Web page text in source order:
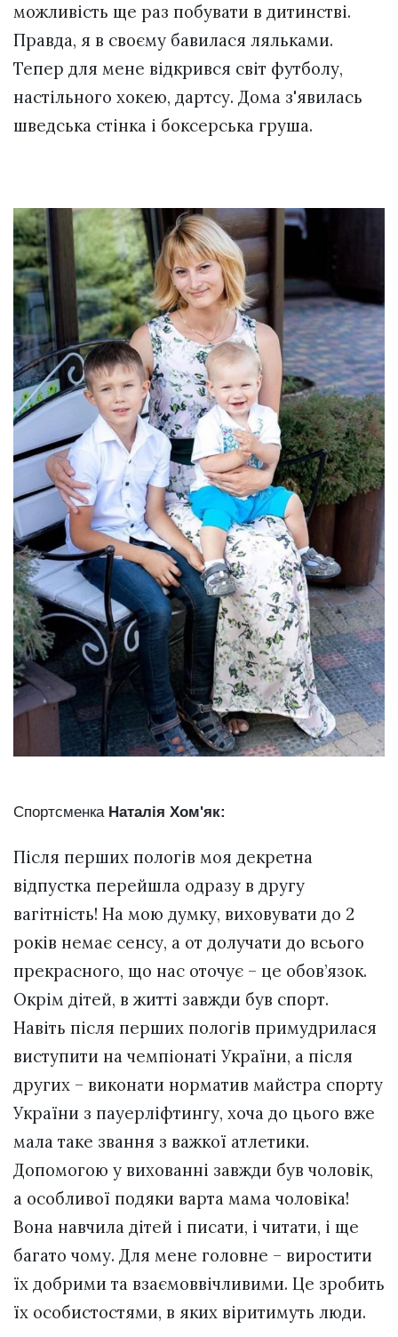
можливість ще раз побувати в дитинстві.
Правда, я в своєму бавилася ляльками.
Тепер для мене відкрився світ футболу,
настільного хокею, дартсу. Дома з'явилась
шведська стінка і боксерська груша.
СпортсменкаНаталія Хом'як:
Після перших пологів моя декретна
відпустка перейшла одразу в другу
вагітність! На мою думку, виховувати до 2
років немає сенсу, а от долучати до всього
прекрасного, що нас оточує – це обов’язок.
Окрім дітей, в житті завжди був спорт.
Навіть після перших пологів примудрилася
виступити на чемпіонаті України, а після
других – виконати норматив майстра спорту
України з пауерліфтингу, хоча до цього вже
мала таке звання з важкої атлетики.
Допомогою у вихованні завжди був чоловік,
а особливої подяки варта мама чоловіка!
Вона навчила дітей і писати, і читати, і ще
багато чому. Для мене головне – виростити
їх добрими та взаємоввічливими. Це зробить
їх особистостями, в яких віритимуть люди.